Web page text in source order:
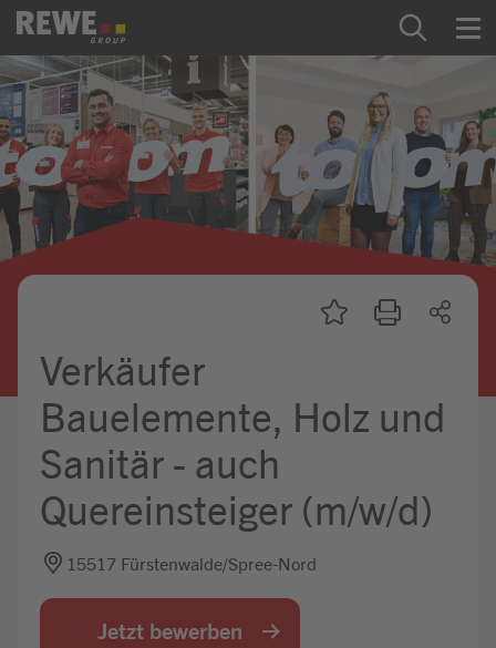
Zum Inhalt springen
Startseite
REWE Group als Arbeitgeber
Ausbildung & Studium
Praktikum & Werkstudium
Mein Kandidat:innenprofil
Jobbörse
Verkäufer
Bauelemente, Holz und
Sanitär - auch
Quereinsteiger (m/w/d)
15517 Fürstenwalde/Spree-Nord
Jetzt bewerben